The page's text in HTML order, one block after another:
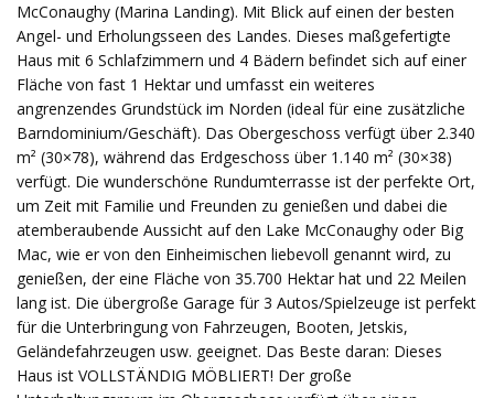
McConaughy (Marina Landing). Mit Blick auf einen der besten
Angel- und Erholungsseen des Landes. Dieses maßgefertigte
Haus mit 6 Schlafzimmern und 4 Bädern befindet sich auf einer
Fläche von fast 1 Hektar und umfasst ein weiteres
angrenzendes Grundstück im Norden (ideal für eine zusätzliche
Barndominium/Geschäft). Das Obergeschoss verfügt über 2.340
m² (30×78), während das Erdgeschoss über 1.140 m² (30×38)
verfügt. Die wunderschöne Rundumterrasse ist der perfekte Ort,
um Zeit mit Familie und Freunden zu genießen und dabei die
atemberaubende Aussicht auf den Lake McConaughy oder Big
Mac, wie er von den Einheimischen liebevoll genannt wird, zu
genießen, der eine Fläche von 35.700 Hektar hat und 22 Meilen
lang ist. Die übergroße Garage für 3 Autos/Spielzeuge ist perfekt
für die Unterbringung von Fahrzeugen, Booten, Jetskis,
Geländefahrzeugen usw. geeignet. Das Beste daran: Dieses
Haus ist VOLLSTÄNDIG MÖBLIERT! Der große